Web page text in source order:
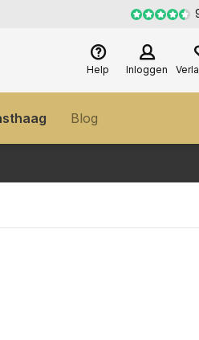
Help Inloggen
Blog